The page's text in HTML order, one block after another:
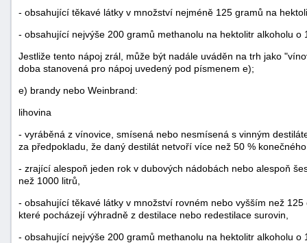
- obsahující těkavé látky v množství nejméně 125 gramů na
- obsahující nejvýše 200 gramů methanolu na hektolitr alkoholu o
Jestliže tento nápoj zrál, může být nadále uváděn na trh jako
doba stanovená pro nápoj uvedený pod písmenem e);
e) brandy nebo Weinbrand:
lihovina
- vyráběná z vínovice, smísená nebo nesmísená s vinným
za předpokladu, že daný destilát netvoří více než 50 %
- zrající alespoň jeden rok v dubových nádobách nebo alespoň
než 1000 litrů,
- obsahující těkavé látky v množství rovném nebo vyšším než
které pocházejí výhradně z destilace nebo redestilace surovin,
- obsahující nejvýše 200 gramů methanolu na hektolitr alkoholu o